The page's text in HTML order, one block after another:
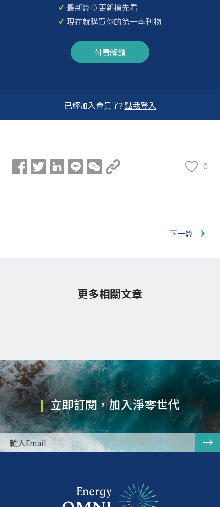
最新篇章更新搶先看
現在就購買你的第一本刊物
付費解鎖
已經加入會員了? 點我登入
0
下一篇
更多相關文章
立即訂閱，加入淨零世代